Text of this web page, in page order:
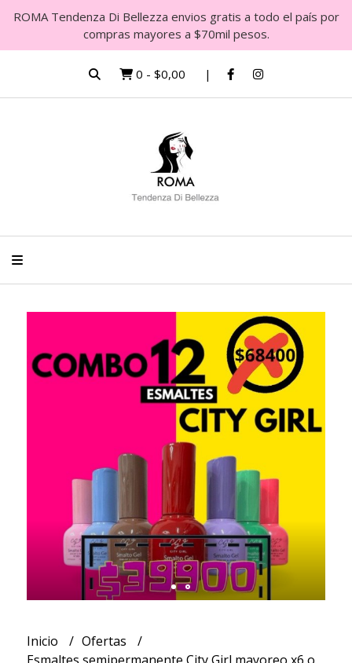
ROMA Tendenza Di Bellezza envios gratis a todo el país por
compras mayores a $70mil pesos.
0 - $0,00
Inicio
Ofertas